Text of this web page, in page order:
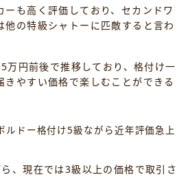
も高く評価しており、セカンドワ
他の特級シャトーに匹敵すると言わ
万円前後で推移しており、格付け一
やすい価格で楽しむことができる
ルドー格付け5級ながら近年評価急上
、現在では3級以上の価格で取引さ